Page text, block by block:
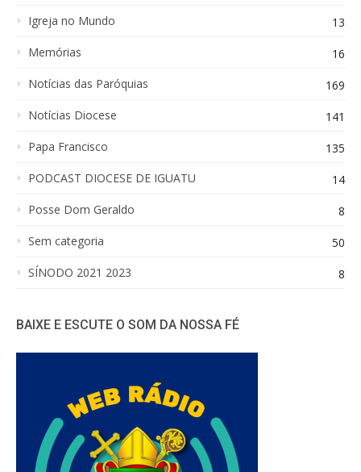
Igreja no Mundo
13
Memórias
16
Notícias das Paróquias
169
Notícias Diocese
141
Papa Francisco
135
PODCAST DIOCESE DE IGUATU
14
Posse Dom Geraldo
8
Sem categoria
50
SÍNODO 2021 2023
8
BAIXE E ESCUTE O SOM DA NOSSA FÉ